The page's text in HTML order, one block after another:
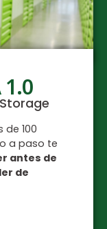
100
a paso te
antes de
de